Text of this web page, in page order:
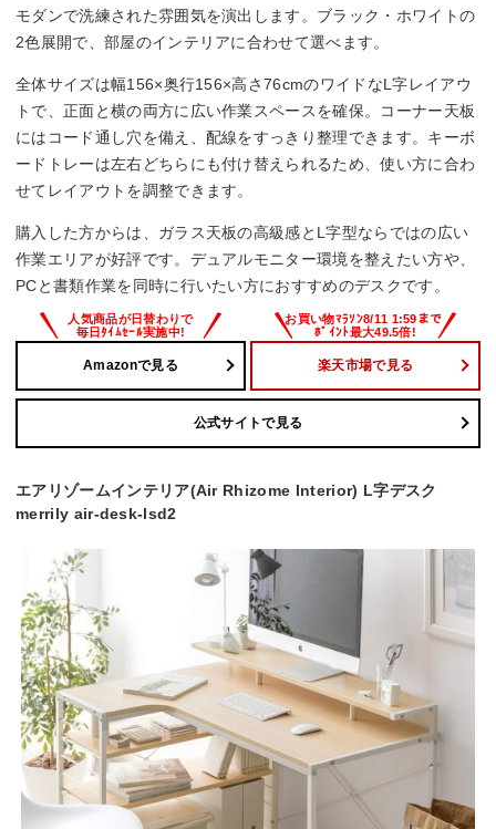
モダンで洗練された雰囲気を演出します。ブラック・ホワイトの
2色展開で、部屋のインテリアに合わせて選べます。
全体サイズは幅156×奥行156×高さ76cmのワイドなL字レイアウ
トで、正面と横の両方に広い作業スペースを確保。コーナー天板
にはコード通し穴を備え、配線をすっきり整理できます。キーボ
ードトレーは左右どちらにも付け替えられるため、使い方に合わ
せてレイアウトを調整できます。
購入した方からは、ガラス天板の高級感とL字型ならではの広い
作業エリアが好評です。デュアルモニター環境を整えたい方や、
PCと書類作業を同時に行いたい方におすすめのデスクです。
Amazonで見る 楽天市場で見る
公式サイトで見る
エアリゾームインテリア(Air Rhizome Interior) L字デスク
merrily air-desk-lsd2